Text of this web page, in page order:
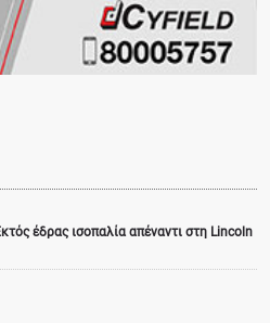
έδρας ισοπαλία απέναντι στη Lincoln